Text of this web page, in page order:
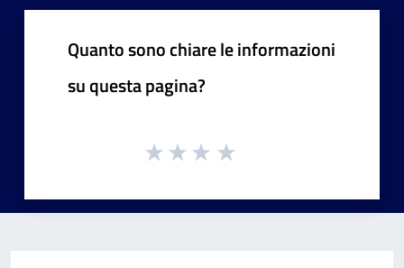
Quanto sono chiare le informazioni
su questa pagina?